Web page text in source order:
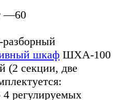
—60
шкаф ШХА-100
(2 секции, две
регулируемых